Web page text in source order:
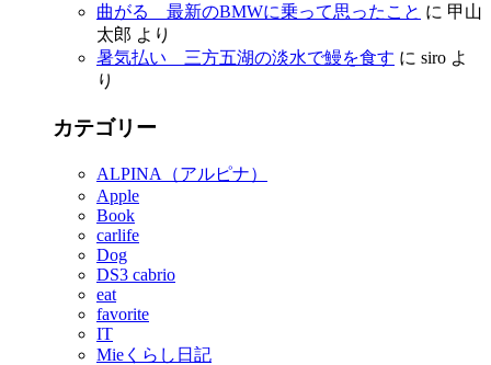
曲がる 最新のBMWに乗って思ったこと に 甲山
太郎 より
暑気払い 三方五湖の淡水で鰻を食す に siro よ
り
カテゴリー
ALPINA（アルピナ）
Apple
Book
carlife
Dog
DS3 cabrio
eat
favorite
IT
Mieくらし日記